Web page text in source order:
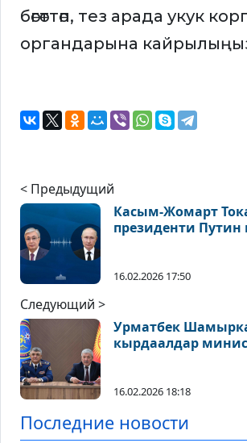
бөгөттөп, тез арада укук
органдарына
< Предыдущий
Касым-Жомарт
президенти Путин
16.02.2026 17:50
Следующий >
Урматбек
кырдаалдар
16.02.2026 18:18
Последние новости